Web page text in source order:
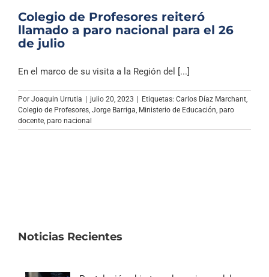
Columnas
Especiales
Archivo Sonoro
Colegio de Profesores reiteró
llamado a paro nacional para el 26
de julio
En el marco de su visita a la Región del [...]
Por Joaquin Urrutia | julio 20, 2023 | Etiquetas: Carlos Díaz Marchant
Colegio de Profesores Jorge Barriga Ministerio de Educación paro
docente paro nacional
Noticias Recientes